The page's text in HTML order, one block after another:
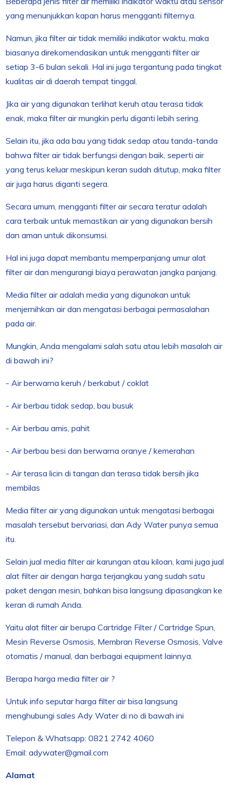
yang menunjukkan kapan harus mengganti filternya.
Namun, jika filter air tidak memiliki indikator waktu, maka
biasanya direkomendasikan untuk mengganti filter air
setiap 3-6 bulan sekali. Hal ini juga tergantung pada tingkat
kualitas air di daerah tempat tinggal.
Jika air yang digunakan terlihat keruh atau terasa tidak
enak, maka filter air mungkin perlu diganti lebih sering.
Selain itu, jika ada bau yang tidak sedap atau tanda-tanda
bahwa filter air tidak berfungsi dengan baik, seperti air
yang terus keluar meskipun keran sudah ditutup, maka filter
air juga harus diganti segera.
Secara umum, mengganti filter air secara teratur adalah
cara terbaik untuk memastikan air yang digunakan bersih
dan aman untuk dikonsumsi.
Hal ini juga dapat membantu memperpanjang umur alat
filter air dan mengurangi biaya perawatan jangka panjang.
Media filter air adalah media yang digunakan untuk
menjernihkan air dan mengatasi berbagai permasalahan
pada air.
Mungkin, Anda mengalami salah satu atau lebih masalah air
di bawah ini?
- Air berwarna keruh / berkabut / coklat
- Air berbau tidak sedap, bau busuk
- Air berbau amis, pahit
- Air berbau besi dan berwarna oranye / kemerahan
- Air terasa licin di tangan dan terasa tidak bersih jika
membilas
Media filter air yang digunakan untuk mengatasi berbagai
masalah tersebut bervariasi, dan Ady Water punya semua
itu.
Selain jual media filter air karungan atau kiloan, kami juga jual
alat filter air dengan harga terjangkau yang sudah satu
paket dengan mesin, bahkan bisa langsung dipasangkan ke
keran di rumah Anda.
Yaitu alat filter air berupa Cartridge Filter / Cartridge Spun,
Mesin Reverse Osmosis, Membran Reverse Osmosis, Valve
otomatis / manual, dan berbagai equipment lainnya.
Berapa harga media filter air ?
Untuk info seputar harga filter air bisa langsung
menghubungi sales Ady Water di no di bawah ini
Telepon & Whatsapp: 0821 2742 4060
Email: adywater@gmail.com
Alamat